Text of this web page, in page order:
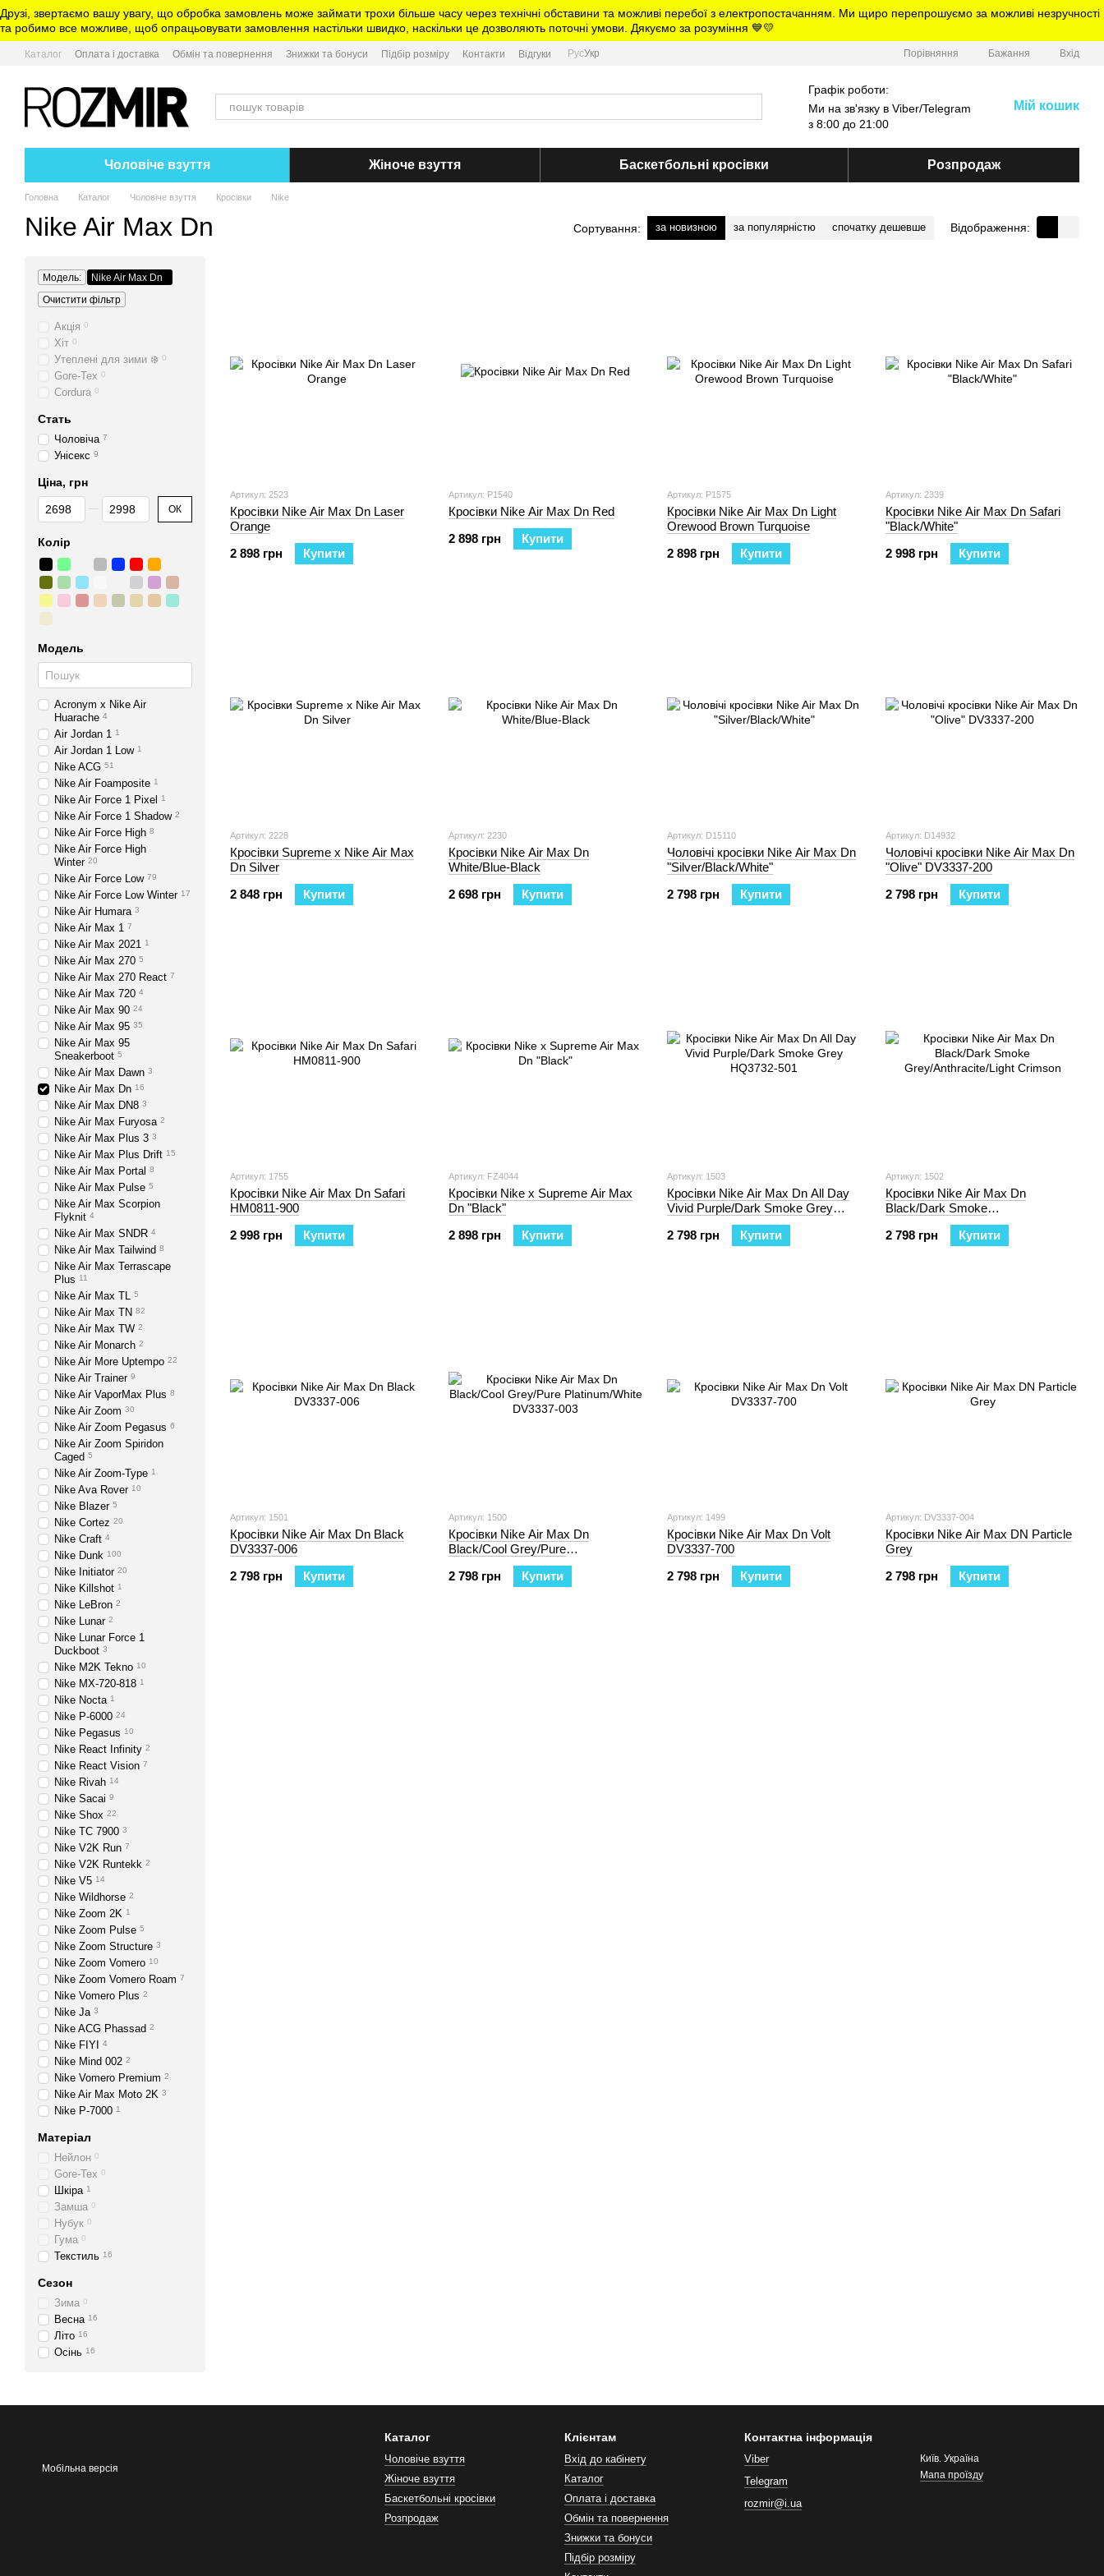
Перейти до основного контенту
Друзі, звертаємо вашу увагу, що обробка замовлень може займати трохи більше часу через технічні обставини та можливі перебої з електропостачанням. Ми щиро перепрошуємо за можливі незручності
та робимо все можливе, щоб опрацьовувати замовлення настільки швидко, наскільки це дозволяють поточні умови. Дякуємо за розуміння 💙💛
Каталог Оплата і доставка Обмін та повернення Знижки та бонуси Підбір розміру Контакти Відгуки РусУкр Порівняння Бажання Вхід
Графік роботи:
Ми на зв'язку в Viber/Telegram
з 8:00 до 21:00
Мій кошик
Чоловіче взуття Жіноче взуття Баскетбольні кросівки Розпродаж
Головна Каталог Чоловіче взуття Кросівки Nike
Nike Air Max Dn Сортування: за новизною за популярністю спочатку дешевше Відображення:
Артикул: 2523
Кросівки Nike Air Max Dn Laser
Orange
2 898 грн
Купити
Артикул: P1540
Кросівки Nike Air Max Dn Red
2 898 грн
Купити
Артикул: P1575
Кросівки Nike Air Max Dn Light
Orewood Brown Turquoise
2 898 грн
Купити
Артикул: 2339
Кросівки Nike Air Max Dn Safari
"Black/White"
2 998 грн
Купити
Артикул: 2228
Кросівки Supreme x Nike Air Max
Dn Silver
2 848 грн
Купити
Артикул: 2230
Кросівки Nike Air Max Dn
White/Blue-Black
2 698 грн
Купити
Артикул: D15110
Чоловічі кросівки Nike Air Max Dn
"Silver/Black/White"
2 798 грн
Купити
Артикул: D14932
Чоловічі кросівки Nike Air Max Dn
"Olive" DV3337-200
2 798 грн
Купити
Артикул: 1755
Кросівки Nike Air Max Dn Safari
HM0811-900
2 998 грн
Купити
Артикул: FZ4044
Кросівки Nike x Supreme Air Max
Dn "Black"
2 898 грн
Купити
Артикул: 1503
Кросівки Nike Air Max Dn All Day
Vivid Purple/Dark Smoke Grey
HQ3732-501
2 798 грн
Купити
Артикул: 1502
Кросівки Nike Air Max Dn
Black/Dark Smoke
Grey/Anthracite/Light Crimson
2 798 грн
Купити
Артикул: 1501
Кросівки Nike Air Max Dn Black
DV3337-006
2 798 грн
Купити
Артикул: 1500
Кросівки Nike Air Max Dn
Black/Cool Grey/Pure
Platinum/White DV3337-003
2 798 грн
Купити
Артикул: 1499
Кросівки Nike Air Max Dn Volt
DV3337-700
2 798 грн
Купити
Артикул: DV3337-004
Кросівки Nike Air Max DN Particle
Grey
2 798 грн
Купити
Модель:
Nike Air Max Dn
Очистити фільтр
Акція 0
Хіт 0
Утеплені для зими ❄️ 0
Gore-Tex 0
Cordura 0
Стать
Чоловічa 7
Унісекс 9
Ціна, грн
Від Ціна, грн
До Ціна, грн ОК
Колір
Модель
Acronym х Nike Air
Huarache 4
Air Jordan 1 1
Air Jordan 1 Low 1
Nike ACG 51
Nike Air Foamposite 1
Nike Air Force 1 Pixel 1
Nike Air Force 1 Shadow 2
Nike Air Force High 8
Nike Air Force High
Winter 20
Nike Air Force Low 79
Nike Air Force Low Winter 17
Nike Air Humara 3
Nike Air Max 1 7
Nike Air Max 2021 1
Nike Air Max 270 5
Nike Air Max 270 React 7
Nike Air Max 720 4
Nike Air Max 90 24
Nike Air Max 95 35
Nike Air Max 95
Sneakerboot 5
Nike Air Max Dawn 3
Nike Air Max Dn 16
Nike Air Max DN8 3
Nike Air Max Furyosa 2
Nike Air Max Plus 3 3
Nike Air Max Plus Drift 15
Nike Air Max Portal 8
Nike Air Max Pulse 5
Nike Air Max Scorpion
Flyknit 4
Nike Air Max SNDR 4
Nike Air Max Tailwind 8
Nike Air Max Terrascape
Plus 11
Nike Air Max TL 5
Nike Air Max TN 82
Nike Air Max TW 2
Nike Air Monarch 2
Nike Air More Uptempo 22
Nike Air Trainer 9
Nike Air VaporMax Plus 8
Nike Air Zoom 30
Nike Air Zoom Pegasus 6
Nike Air Zoom Spiridon
Caged 5
Nike Air Zoom-Type 1
Nike Ava Rover 10
Nike Blazer 5
Nike Cortez 20
Nike Craft 4
Nike Dunk 100
Nike Initiator 20
Nike Killshot 1
Nike LeBron 2
Nike Lunar 2
Nike Lunar Force 1
Duckboot 3
Nike M2K Tekno 10
Nike MX-720-818 1
Nike Nocta 1
Nike P-6000 24
Nike Pegasus 10
Nike React Infinity 2
Nike React Vision 7
Nike Rivah 14
Nike Sacai 9
Nike Shox 22
Nike TC 7900 3
Nike V2K Run 7
Nike V2K Runtekk 2
Nike V5 14
Nike Wildhorse 2
Nike Zoom 2K 1
Nike Zoom Pulse 5
Nike Zoom Structure 3
Nike Zoom Vomero 10
Nike Zoom Vomero Roam 7
Nike Vomero Plus 2
Nike Ja 3
Nike ACG Phassad 2
Nike FIYI 4
Nike Mind 002 2
Nike Vomero Premium 2
Nike Air Max Moto 2K 3
Nike P-7000 1
Матеріал
Нейлон 0
Gore-Tex 0
Шкіра 1
Замша 0
Нубук 0
Гума 0
Текстиль 16
Сезон
Зима 0
Весна 16
Літо 16
Осінь 16
Мобільна версія
Каталог
Чоловіче взуття
Жіноче взуття
Баскетбольні кросівки
Розпродаж
Клієнтам
Вхід до кабінету
Каталог
Оплата і доставка
Обмін та повернення
Знижки та бонуси
Підбір розміру
Контактна інформація
Viber
Telegram
rozmir@i.ua
Київ. Україна
Мапа проїзду